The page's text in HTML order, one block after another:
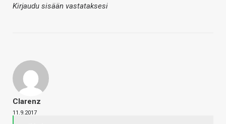
Kirjaudu sisään vastataksesi
Clarenz
11.9.2017